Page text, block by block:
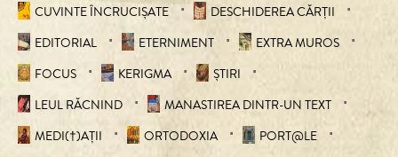
CUVINTE ÎNCRUCIŞATE
DESCHIDEREA CĂRȚII
EDITORIAL
ETERNIMENT
EXTRA MUROS
FOCUS
KERIGMA
ȘTIRI
LEUL RĂCNIND
MANASTIREA DINTR-UN TEXT
MEDI(†)AȚII
ORTODOXIA PORT@LE